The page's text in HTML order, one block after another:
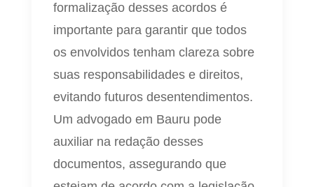
formalização desses acordos é
importante para garantir que todos
os envolvidos tenham clareza sobre
suas responsabilidades e direitos,
evitando futuros desentendimentos.
Um advogado em Bauru pode
auxiliar na redação desses
documentos, assegurando que